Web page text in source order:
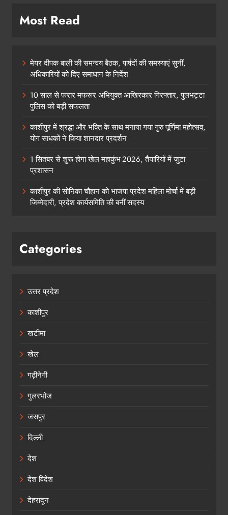
Most Read
मेयर दीपक बाली की समन्वय बैठक, पार्षदों की समस्याएं सुनीं,
अधिकारियों को दिए समाधान के निर्देश
10 साल से फरार मफरूर अभियुक्त आखिरकार गिरफ्तार, पुलभट्टा
पुलिस को बड़ी सफलता
काशीपुर में श्रद्धा और भक्ति के साथ मनाया गया गुरु पूर्णिमा महोत्सव,
योग साधकों ने किया शानदार प्रदर्शन
1 सितंबर से शुरू होगा खेल महाकुंभ-2026, तैयारियों में जुटा
प्रशासन
काशीपुर की सोनिका चौहान को भाजपा प्रदेश महिला मोर्चा में बड़ी
जिम्मेदारी, प्रदेश कार्यसमिति की बनीं सदस्य
Categories
उत्तर प्रदेश
काशीपुर
खटीमा
खेल
गढ़ीनेगी
गुलरभोज
जसपुर
दिल्ली
देश
देश विदेश
देहरादून